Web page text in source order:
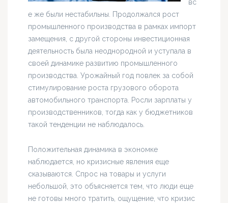
вс
е же были нестабильны. Продолжался рост
промышленного производства в рамках импорт
замещения, с другой стороны инвестиционная
деятельность была неоднородной и уступала в
своей динамике развитию промышленного
производства. Урожайный год повлек за собой
стимулирование роста грузового оборота
автомобильного транспорта. Росли зарплаты у
производственников, тогда как у бюджетников
такой тенденции не наблюдалось.
Положительная динамика в экономке
наблюдается, но кризисные явления еще
сказываются. Спрос на товары и услуги
небольшой, это объясняется тем, что люди еще
не готовы много тратить, ощущение, что кризис